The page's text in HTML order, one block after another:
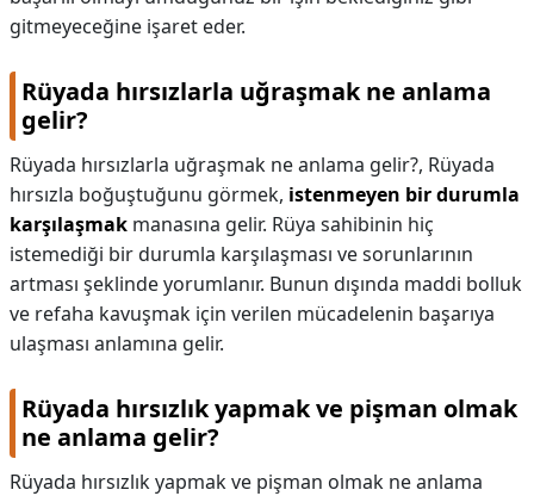
gitmeyeceğine işaret eder.
Rüyada hırsızlarla uğraşmak ne anlama
gelir?
Rüyada hırsızlarla uğraşmak ne anlama gelir?, Rüyada
hırsızla boğuştuğunu görmek, istenmeyen bir durumla
karşılaşmak manasına gelir. Rüya sahibinin hiç
istemediği bir durumla karşılaşması ve sorunlarının
artması şeklinde yorumlanır. Bunun dışında maddi bolluk
ve refaha kavuşmak için verilen mücadelenin başarıya
ulaşması anlamına gelir.
Rüyada hırsızlık yapmak ve pişman olmak
ne anlama gelir?
Rüyada hırsızlık yapmak ve pişman olmak ne anlama